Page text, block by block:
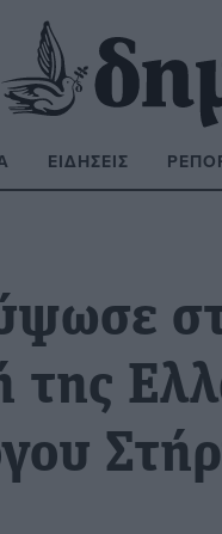
ΕΙΔΉΣΕΙΣ